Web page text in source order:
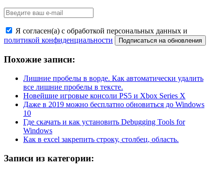
Я согласен(а) с обработкой персональных данных и
политикой конфиденциальности
Похожие записи:
Лишние пробелы в ворде. Как автоматически удалить
все лишние пробелы в тексте.
Новейшие игровые консоли PS5 и Xbox Series X
Даже в 2019 можно бесплатно обновиться до Windows
10
Где скачать и как установить Debugging Tools for
Windows
Как в excel закрепить строку, столбец, область.
Записи из категории: